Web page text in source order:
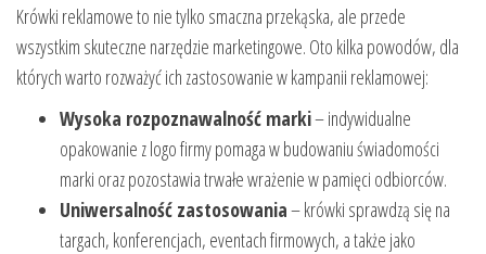
Krówki reklamowe to nie tylko smaczna przekąska, ale przede
wszystkim skuteczne narzędzie marketingowe. Oto kilka powodów, dla
których warto rozważyć ich zastosowanie w kampanii reklamowej:
Wysoka rozpoznawalność marki– indywidualne
opakowanie z logo firmy pomaga w budowaniu świadomości
marki oraz pozostawia trwałe wrażenie w pamięci odbiorców.
Uniwersalność zastosowania– krówki sprawdzą się na
targach, konferencjach, eventach firmowych, a także jako